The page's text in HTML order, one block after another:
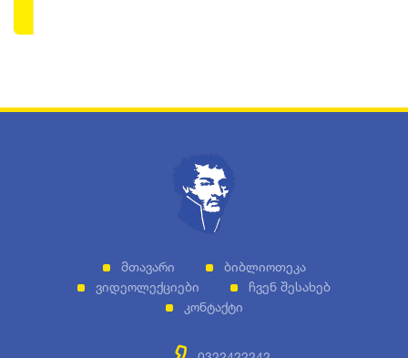
Მთავარი
Ბიბლიოთეკა
Ვიდეოლექციები
Ჩვენ Შესახებ
Კონტაქტი